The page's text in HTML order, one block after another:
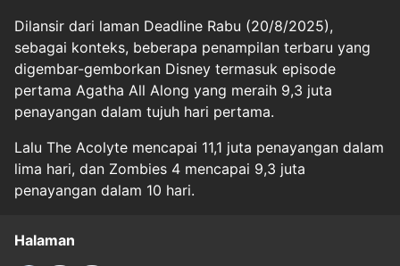
Dilansir dari laman Deadline Rabu (20/8/2025),
sebagai konteks, beberapa penampilan terbaru yang
digembar-gemborkan Disney termasuk episode
pertama Agatha All Along yang meraih 9,3 juta
penayangan dalam tujuh hari pertama.
Lalu The Acolyte mencapai 11,1 juta penayangan dalam
lima hari, dan Zombies 4 mencapai 9,3 juta
penayangan dalam 10 hari.
Halaman